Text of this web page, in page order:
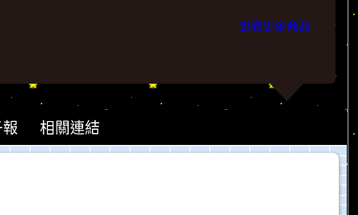
查看更多商品